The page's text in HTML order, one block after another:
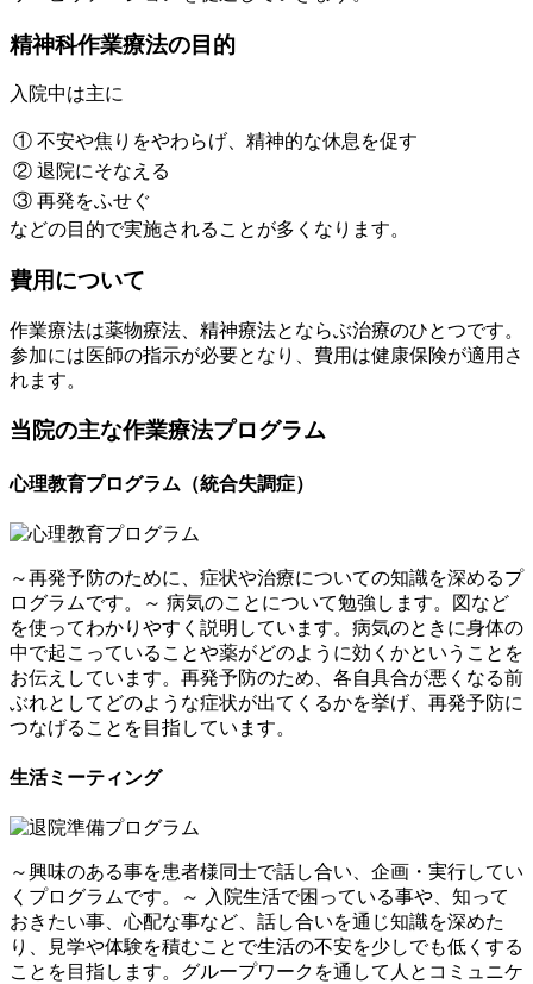
精神科作業療法の目的
入院中は主に
① 不安や焦りをやわらげ、精神的な休息を促す
② 退院にそなえる
③ 再発をふせぐ
などの目的で実施されることが多くなります。
費用について
作業療法は薬物療法、精神療法とならぶ治療のひとつです。
参加には医師の指示が必要となり、費用は健康保険が適用さ
れます。
当院の主な作業療法プログラム
心理教育プログラム（統合失調症）
～再発予防のために、症状や治療についての知識を深めるプ
ログラムです。～ 病気のことについて勉強します。図など
を使ってわかりやすく説明しています。病気のときに身体の
中で起こっていることや薬がどのように効くかということを
お伝えしています。再発予防のため、各自具合が悪くなる前
ぶれとしてどのような症状が出てくるかを挙げ、再発予防に
つなげることを目指しています。
生活ミーティング
～興味のある事を患者様同士で話し合い、企画・実行してい
くプログラムです。～ 入院生活で困っている事や、知って
おきたい事、心配な事など、話し合いを通じ知識を深めた
り、見学や体験を積むことで生活の不安を少しでも低くする
ことを目指します。グループワークを通して人とコミュニケ